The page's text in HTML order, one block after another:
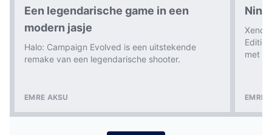
Een legendarische game in een
modern jasje
Halo: Campaign Evolved is een uitstekende
remake van een legendarische shooter.
EMRE AKSU
met
EMRE